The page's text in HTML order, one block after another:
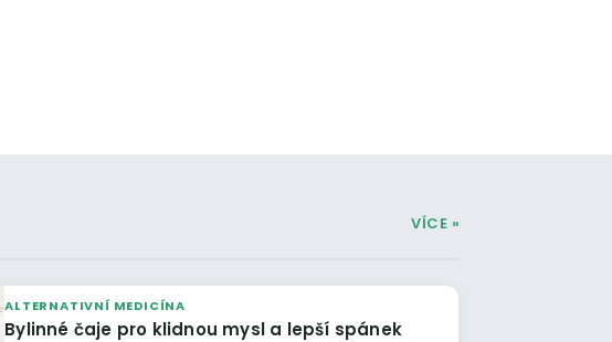
VÍCE »
ALTERNATIVNÍ MEDICÍNA
Bylinné čaje pro klidnou mysl a lepší spánek